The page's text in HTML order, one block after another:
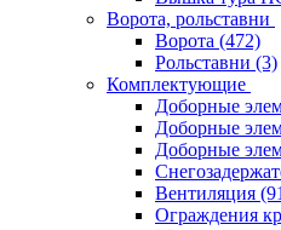
Ворота, рольставни
Ворота (472)
Рольставни (3)
Комплектующие
Доборные
Доборные
Доборные
Вентиляция
Ограждения